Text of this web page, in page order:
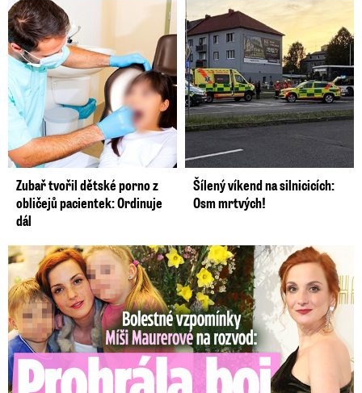
Zubař tvořil dětské porno z
obličejů pacientek: Ordinuje
dál
Šílený víkend na silnicicích:
Osm mrtvých!
Bolestné vzpomínky Míši Maurerové: Prohrála boj o dvojčata!